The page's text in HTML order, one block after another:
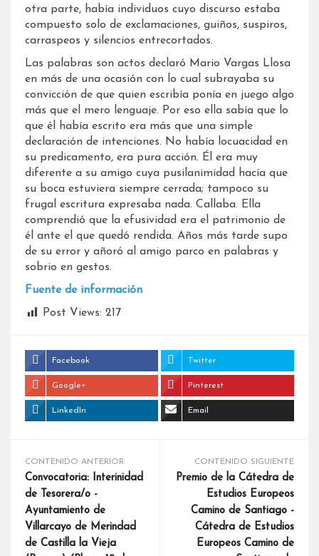
otra parte, había individuos cuyo discurso estaba
compuesto solo de exclamaciones, guiños, suspiros,
carraspeos y silencios entrecortados.
Las palabras son actos declaró Mario Vargas Llosa
en más de una ocasión con lo cual subrayaba su
convicción de que quien escribía ponía en juego algo
más que el mero lenguaje. Por eso ella sabía que lo
que él había escrito era más que una simple
declaración de intenciones. No había locuacidad en
su predicamento, era pura acción. Él era muy
diferente a su amigo cuya pusilanimidad hacía que
su boca estuviera siempre cerrada; tampoco su
frugal escritura expresaba nada. Callaba. Ella
comprendió que la efusividad era el patrimonio de
él ante el que quedó rendida. Años más tarde supo
de su error y añoró al amigo parco en palabras y
sobrio en gestos.
Fuente de información
Post Views: 217
Facebook Twitter
Google+ Pinterest
LinkedIn Email
CONTENIDO ANTERIOR
Convocatoria: Interinidad
de Tesorera/o -
Ayuntamiento de
Villarcayo de Merindad
de Castilla la Vieja
CONTENIDO SIGUIENTE
Premio de la Cátedra de
Estudios Europeos
Camino de Santiago -
Cátedra de Estudios
Europeos Camino de